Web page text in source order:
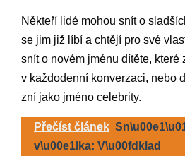
Někteří lidé mohou snít o
se jim již líbí a chtějí pro své
snít o novém jménu dítěte, které
v každodenní konverzaci, nebo
zní jako jméno celebrity.
Přečíst článek
v\u00e1lka: V\u00fdklad